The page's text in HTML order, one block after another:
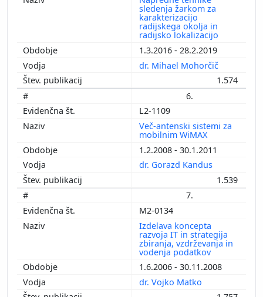
sledenja žarkom za
karakterizacijo
radijskega okolja in
radijsko lokalizacijo
1.3.2016 - 28.2.2019
dr. Mihael Mohorčič
1.574
6.
L2-1109
Več-antenski sistemi za
mobilnim WiMAX
1.2.2008 - 30.1.2011
dr. Gorazd Kandus
1.539
7.
M2-0134
Izdelava koncepta
razvoja IT in strategija
zbiranja, vzdrževanja in
vodenja podatkov
1.6.2006 - 30.11.2008
dr. Vojko Matko